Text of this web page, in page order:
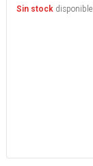
Sin stock disponible